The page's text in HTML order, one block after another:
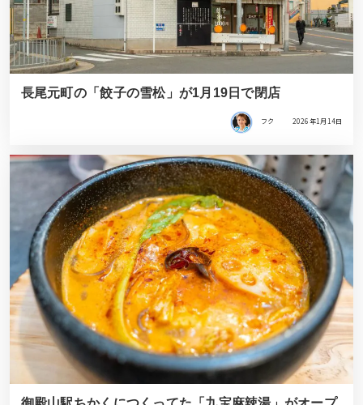
長尾元町の「餃子の雪松」が1月19日で閉店
フク 2026年1月14日